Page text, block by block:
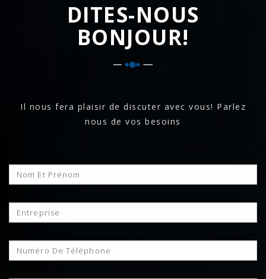
DITES-NOUS
BONJOUR!
Il nous fera plaisir de discuter avec vous! Parlez
nous de vos besoins